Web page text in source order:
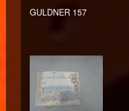
GULDNER 157